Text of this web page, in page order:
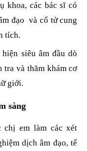
khoa, các bác sĩ có
đạo và cổ tử cung
tích.
siêu âm đầu dò
tra và thăm khám cơ
giới.
sàng
chị em làm các xét
dịch âm đạo, tế